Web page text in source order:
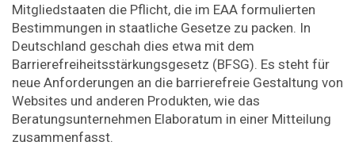
Mitgliedstaaten die Pflicht, die im EAA formulierten
Bestimmungen in staatliche Gesetze zu packen. In
Deutschland geschah dies etwa mit dem
Barrierefreiheitsstärkungsgesetz (BFSG). Es steht für
neue Anforderungen an die barrierefreie Gestaltung von
Websites und anderen Produkten, wie das
Beratungsunternehmen Elaboratum in einer Mitteilung
zusammenfasst.